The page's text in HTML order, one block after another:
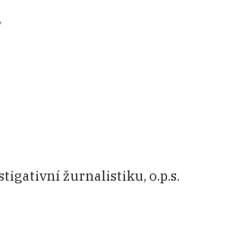
žurnalistiku, o.p.s.